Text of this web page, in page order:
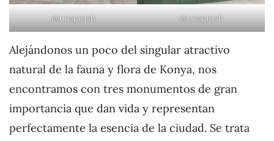
@unsplash @unsplash
Alejándonos un poco del singular atractivo
natural de la fauna y flora de Konya, nos
encontramos con tres monumentos de gran
importancia que dan vida y representan
perfectamente la esencia de la ciudad. Se trata